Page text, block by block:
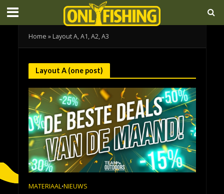
Home » Layout A, A1, A2, A3
Layout A (one post)
MATERIAAL•NIEUWS